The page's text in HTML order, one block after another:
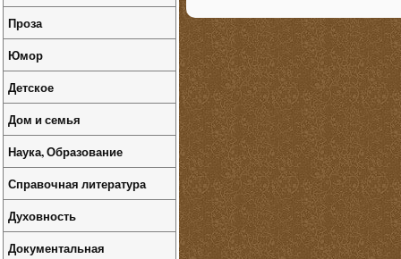
Проза
Юмор
Детское
Дом и семья
Наука, Образование
Справочная литература
Духовность
Документальная